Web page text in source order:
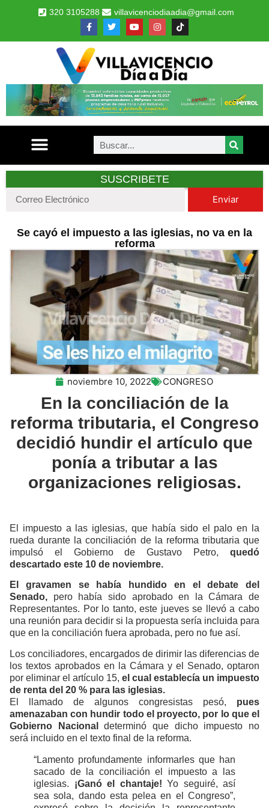
320 3105288 villavicenciodiaadia@gmail.com
SUSCRIBETE
Enviar
Se cayó el impuesto a las iglesias, no va en la
reforma
noviembre 10, 2022 CONGRESO
En la conciliación de la
reforma tributaria, el Congreso
decidió hundir el artículo que
ponía a tributar a las
organizaciones religiosas.
El impuesto a las iglesias, que había sido el palo en la
rueda durante la conciliación de la reforma tributaria que
impulsó el Gobierno de Gustavo Petro, quedó
descartado este 10 de noviembre.
El gravamen se había hundido en el debate del
Senado, pero había sido aprobado en la Cámara de
Representantes. Por lo tanto, este jueves se llevó a cabo
una reunión para decidir si la propuesta sería incluida para
que en la conciliación fuera aprobada, pero no fue así.
Los conciliadores, encargados de dirimir las diferencias de
los textos aprobados en la Cámara y el Senado, optaron
por eliminar el artículo 15, el cual establecía un impuesto
de renta del 20 % para las iglesias.
El llamado de algunos congresistas pesó, pues
amenazaban con hundir todo el proyecto, por lo que el
Gobierno Nacional
determinó que dicho impuesto no
será incluido en el texto final de la reforma.
“Lamento profundamente informarles que han
sacado de la conciliación el impuesto a las
iglesias. ¡Ganó el chantaje! Yo seguiré, así
sea sola, dando esta pelea en el Congreso”,